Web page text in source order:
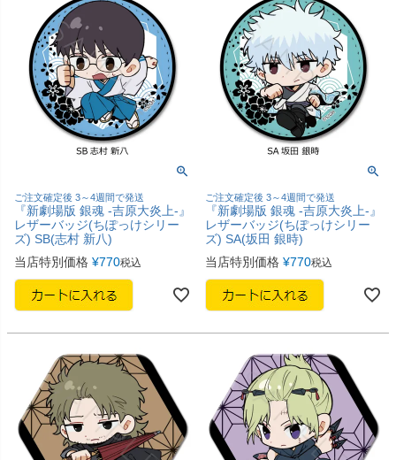
ご注文確定後 3～4週間で発送
『新劇場版 銀魂 -吉原大炎上-』
レザーバッジ(ちぽっけシリー
ズ) SB(志村 新八)
当店特別価格 ¥770税込
ご注文確定後 3～4週間で発送
『新劇場版 銀魂 -吉原大炎上-』
レザーバッジ(ちぽっけシリー
ズ) SA(坂田 銀時)
当店特別価格 ¥770税込